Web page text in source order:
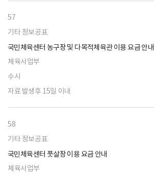
57
기타 정보공표
국민체육센터 농구장 및 다목적체육관 이용 요금 안내
체육사업부
수시
자료 발생후 15일 이내
58
기타 정보공표
국민체육센터 풋살장 이용 요금 안내
체육사업부